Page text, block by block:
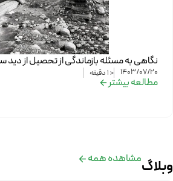
نگاهی به مسئله بازماندگی از تحصیل از دید
1403/07/20
< 1 دقیقه
مطالعه بیشتر
وبلاگمشاهده همه